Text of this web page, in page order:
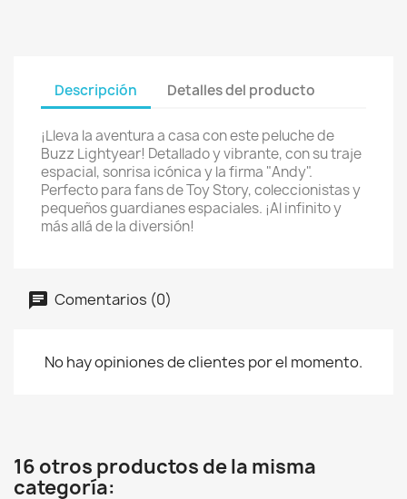
Descripción Detalles del producto
¡Lleva la aventura a casa con este peluche de
Buzz Lightyear! Detallado y vibrante, con su traje
espacial, sonrisa icónica y la firma "Andy".
Perfecto para fans de Toy Story, coleccionistas y
pequeños guardianes espaciales. ¡Al infinito y
más allá de la diversión!
Comentarios (0)
No hay opiniones de clientes por el momento.
16 otros productos de la misma
categoría: